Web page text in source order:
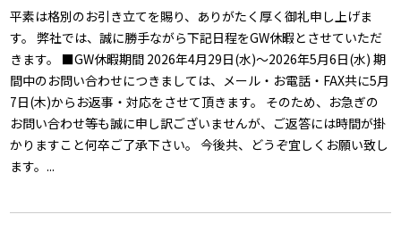
平素は格別のお引き立てを賜り、ありがたく厚く御礼申し上げま
す。 弊社では、誠に勝手ながら下記日程をGW休暇とさせていただ
きます。 ■GW休暇期間 2026年4月29日(水)～2026年5月6日(水) 期
間中のお問い合わせにつきましては、メール・お電話・FAX共に5月
7日(木)からお返事・対応をさせて頂きます。 そのため、お急ぎの
お問い合わせ等も誠に申し訳ございませんが、ご返答には時間が掛
かりますこと何卒ご了承下さい。 今後共、どうぞ宜しくお願い致し
ます。...